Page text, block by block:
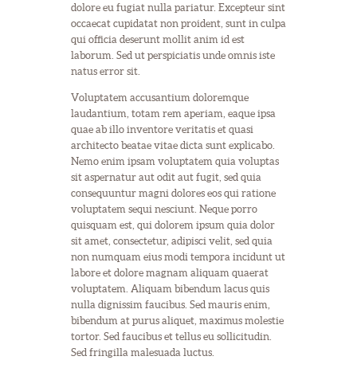
dolore eu fugiat nulla pariatur. Excepteur sint
occaecat cupidatat non proident, sunt in culpa
qui officia deserunt mollit anim id est
laborum. Sed ut perspiciatis unde omnis iste
natus error sit.
Voluptatem accusantium doloremque
laudantium, totam rem aperiam, eaque ipsa
quae ab illo inventore veritatis et quasi
architecto beatae vitae dicta sunt explicabo.
Nemo enim ipsam voluptatem quia voluptas
sit aspernatur aut odit aut fugit, sed quia
consequuntur magni dolores eos qui ratione
voluptatem sequi nesciunt. Neque porro
quisquam est, qui dolorem ipsum quia dolor
sit amet, consectetur, adipisci velit, sed quia
non numquam eius modi tempora incidunt ut
labore et dolore magnam aliquam quaerat
voluptatem. Aliquam bibendum lacus quis
nulla dignissim faucibus. Sed mauris enim,
bibendum at purus aliquet, maximus molestie
tortor. Sed faucibus et tellus eu sollicitudin.
Sed fringilla malesuada luctus.